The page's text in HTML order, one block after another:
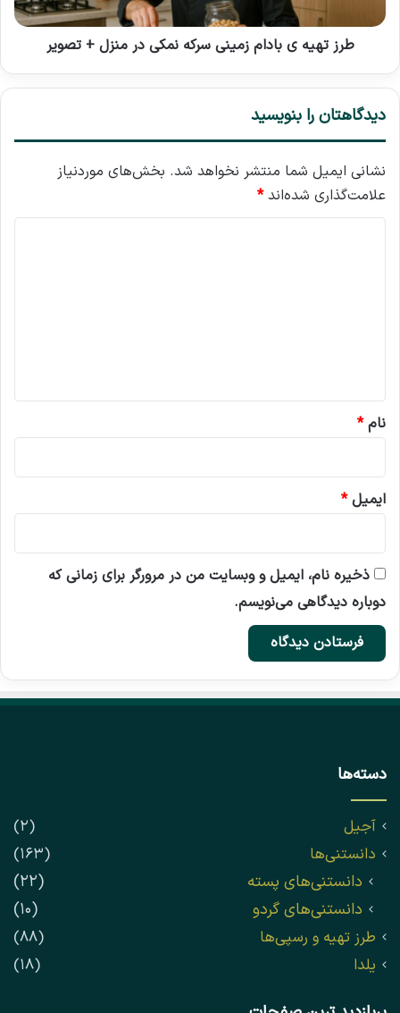
منزل
طرز تهیه ی بادام زمینی سرکه نمکی در منزل + تصویر
دیدگاهتان را بنویسید
نشانی ایمیل شما منتشر نخواهد شد. بخش‌های موردنیاز
علامت‌گذاری شده‌اند*
نام*
ایمیل*
ذخیره نام، ایمیل و وبسایت من در مرورگر برای زمانی که
دوباره دیدگاهی می‌نویسم.
دسته‌ها
آجیل
(۲)
دانستنی‌ها
(۱۶۳)
دانستنی‌های پسته
(۲۲)
دانستنی‌های گردو
(۱۰)
طرز تهیه و رسپی‌ها
(۸۸)
یلدا
(۱۸)